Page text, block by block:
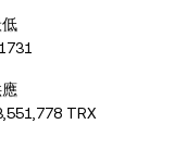
TRX